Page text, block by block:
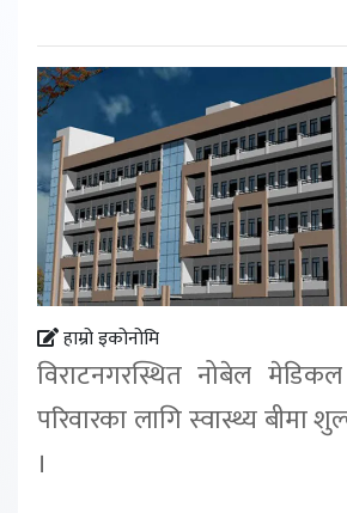
हाम्रो इकोनोमि
विराटनगरस्थित नोबेल
परिवारका लागि स्वास्थ्य बीमा
।